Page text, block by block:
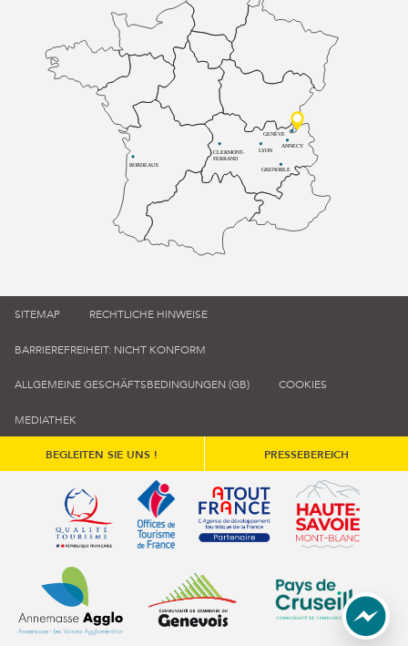
BORDEAUX
CLERMONT-
FERRAND
LYON
ANNECY
GRENOBLE
GENÈVE
SITEMAP RECHTLICHE HINWEISE
BARRIEREFREIHEIT: NICHT KONFORM
ALLGEMEINE GESCHÄFTSBEDINGUNGEN (GB) COOKIES
MEDIATHEK
BEGLEITEN SIE UNS ! PRESSEBEREICH
Qualité tourisme (s'ouvre dans une nouvelle fenêtre)
Office de tourisme de France (s'ouvre
Atout France (s'ouvre dans
Annemasse Agglo (s'ouvre dans une nouvelle fenêtre)
Communauté de communes du
Communauté de